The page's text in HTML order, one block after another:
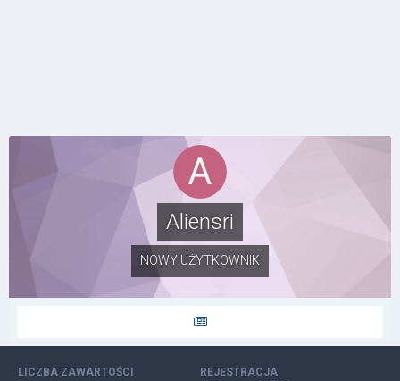
Aliensri
NOWY UŻYTKOWNIK
LICZBA ZAWARTOŚCI REJESTRACJA